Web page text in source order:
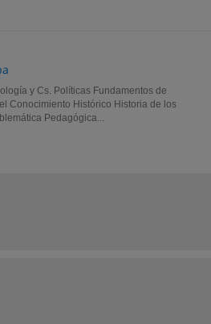
y Cs. Políticas Fundamentos de
Conocimiento Histórico Historia de los
Pedagógica...